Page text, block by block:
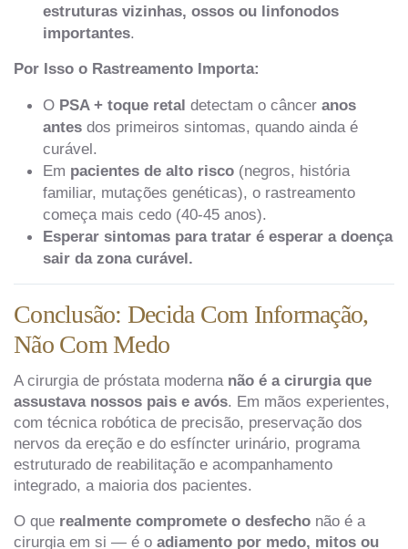
estruturas vizinhas, ossos ou linfonodos
importantes.
Por Isso o Rastreamento Importa:
O PSA + toque retal detectam o câncer anos
antes dos primeiros sintomas, quando ainda é
curável.
Em pacientes de alto risco (negros, história
familiar, mutações genéticas), o rastreamento
começa mais cedo (40-45 anos).
Esperar sintomas para tratar é esperar a doença
sair da zona curável.
Conclusão: Decida Com Informação,
Não Com Medo
A cirurgia de próstata moderna não é a cirurgia que
assustava nossos pais e avós. Em mãos experientes,
com técnica robótica de precisão, preservação dos
nervos da ereção e do esfíncter urinário, programa
estruturado de reabilitação e acompanhamento
integrado, a maioria dos pacientes.
O que realmente compromete o desfecho não é a
cirurgia em si — é o adiamento por medo, mitos ou